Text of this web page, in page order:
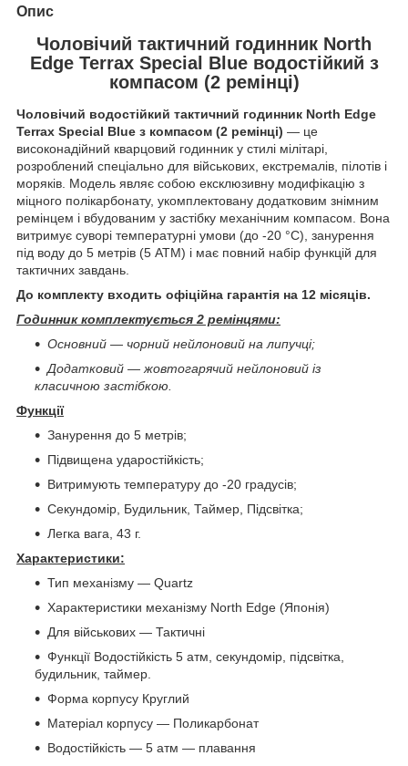
Опис
Чоловічий тактичний годинник North
Edge Terrax Special Blue водостійкий з
компасом (2 ремінці)
Чоловічий водостійкий тактичний годинник North Edge
Terrax Special Blue з компасом (2 ремінці) — це
високонадійний кварцовий годинник у стилі мілітарі,
розроблений спеціально для військових, екстремалів, пілотів і
моряків. Модель являє собою ексклюзивну модифікацію з
міцного полікарбонату, укомплектовану додатковим знімним
ремінцем і вбудованим у застібку механічним компасом. Вона
витримує суворі температурні умови (до -20 °C), занурення
під воду до 5 метрів (5 АТМ) і має повний набір функцій для
тактичних завдань.
До комплекту входить офіційна гарантія на 12 місяців.
Годинник комплектується 2 ремінцями:
Основний — чорний нейлоновий на липучці;
Додатковий — жовтогарячий нейлоновий із
класичною застібкою.
Функції
Занурення до 5 метрів;
Підвищена ударостійкість;
Витримують температуру до -20 градусів;
Секундомір, Будильник, Таймер, Підсвітка;
Легка вага, 43 г.
Характеристики:
Тип механізму — Quartz
Характеристики механізму North Edge (Японія)
Для військових — Тактичні
Функції Водостійкість 5 атм, секундомір, підсвітка,
будильник, таймер.
Форма корпусу Круглий
Матеріал корпусу — Поликарбонат
Водостійкість — 5 атм — плавання